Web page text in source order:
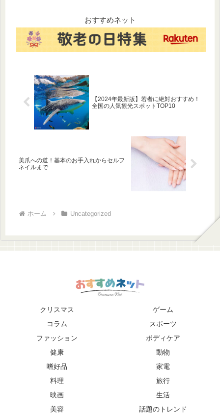
ポイントや、効果的な使い方
を10個のステップでご紹介し
ます。美肌を目指すなら、ぜ
ひ参考にしてください。
付師akane氏による表現の秘密
にも迫る。
おすすめネット
【2024年最新版】若者に絶対おすすめ！
全国の人気観光スポットTOP10
美爪への道！基本のお手入れからセルフ
ネイルまで
ホーム Uncategorized
クリスマス
ゲーム
コラム
スポーツ
ファッション
ボディケア
健康
動物
嗜好品
家電
料理
旅行
映画
生活
美容
話題のトレンド